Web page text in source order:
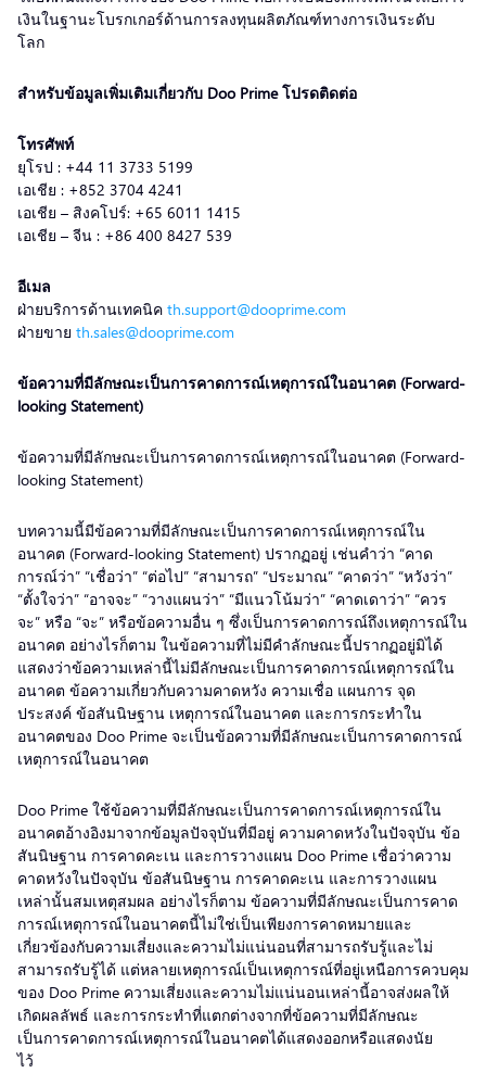
เงินในฐานะโบรกเกอร์ด้านการลงทุนผลิตภัณฑ์ทางการเงินระดับ
โลก
สำหรับข้อมูลเพิ่มเติมเกี่ยวกับ Doo Prime โปรดติดต่อ
โทรศัพท์
ยุโรป : +44 11 3733 5199
เอเชีย : +852 3704 4241
เอเชีย – สิงคโปร์: +65 6011 1415
เอเชีย – จีน : +86 400 8427 539
อีเมล
ฝ่ายบริการด้านเทคนิค th.support@dooprime.com
ฝ่ายขาย th.sales@dooprime.com
ข้อความที่มีลักษณะเป็นการคาดการณ์เหตุการณ์ในอนาคต (Forward-
looking Statement)
ข้อความที่มีลักษณะเป็นการคาดการณ์เหตุการณ์ในอนาคต (Forward-
looking Statement)
บทความนี้มีข้อความที่มีลักษณะเป็นการคาดการณ์เหตุการณ์ใน
อนาคต (Forward-looking Statement) ปรากฏอยู่ เช่นคำว่า “คาด
การณ์ว่า” “เชื่อว่า” “ต่อไป” “สามารถ” “ประมาณ” “คาดว่า” “หวังว่า”
“ตั้งใจว่า” “อาจจะ” “วางแผนว่า” “มีแนวโน้มว่า” “คาดเดาว่า” “ควร
จะ” หรือ “จะ” หรือข้อความอื่น ๆ ซึ่งเป็นการคาดการณ์ถึงเหตุการณ์ใน
อนาคต อย่างไรก็ตาม ในข้อความที่ไม่มีคำลักษณะนี้ปรากฏอยู่มิได้
แสดงว่าข้อความเหล่านี้ไม่มีลักษณะเป็นการคาดการณ์เหตุการณ์ใน
อนาคต ข้อความเกี่ยวกับความคาดหวัง ความเชื่อ แผนการ จุด
ประสงค์ ข้อสันนิษฐาน เหตุการณ์ในอนาคต และการกระทำใน
อนาคตของ Doo Prime จะเป็นข้อความที่มีลักษณะเป็นการคาดการณ์
เหตุการณ์ในอนาคต
Doo Prime ใช้ข้อความที่มีลักษณะเป็นการคาดการณ์เหตุการณ์ใน
อนาคตอ้างอิงมาจากข้อมูลปัจจุบันที่มีอยู่ ความคาดหวังในปัจจุบัน ข้อ
สันนิษฐาน การคาดคะเน และการวางแผน Doo Prime เชื่อว่าความ
คาดหวังในปัจจุบัน ข้อสันนิษฐาน การคาดคะเน และการวางแผน
เหล่านั้นสมเหตุสมผล อย่างไรก็ตาม ข้อความที่มีลักษณะเป็นการคาด
การณ์เหตุการณ์ในอนาคตนี้ไม่ใช่เป็นเพียงการคาดหมายและ
เกี่ยวข้องกับความเสี่ยงและความไม่แน่นอนที่สามารถรับรู้และไม่
สามารถรับรู้ได้ แต่หลายเหตุการณ์เป็นเหตุการณ์ที่อยู่เหนือการควบคุม
ของ Doo Prime ความเสี่ยงและความไม่แน่นอนเหล่านี้อาจส่งผลให้
เกิดผลลัพธ์ และการกระทำที่แตกต่างจากที่ข้อความที่มีลักษณะ
เป็นการคาดการณ์เหตุการณ์ในอนาคตได้แสดงออกหรือแสดงนัย
ไว้